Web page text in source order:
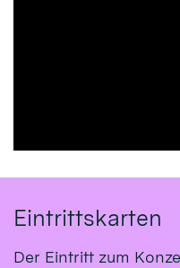
Eintrittskarten
Der Eintritt zum